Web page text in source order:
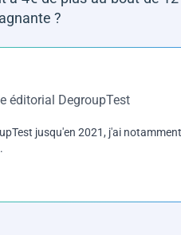
?
éditorial DegroupTest
jusqu'en 2021, j'ai